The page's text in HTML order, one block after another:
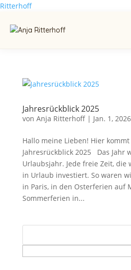
Ritterhoff
Jahresrückblick 2025
von Anja Ritterhoff| Jan. 1, 2026
Hallo meine Lieben! Hier
Jahresrückblick 2025 Das Jahr
Urlaubsjahr. Jede freie Zeit,
in Urlaub investiert. So waren
in Paris, in den Osterferien auf
Sommerferien in...